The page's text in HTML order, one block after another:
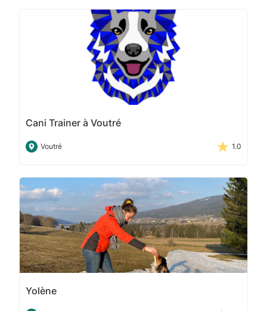
Cani Trainer à Voutré
Voutré 1.0
Yolène